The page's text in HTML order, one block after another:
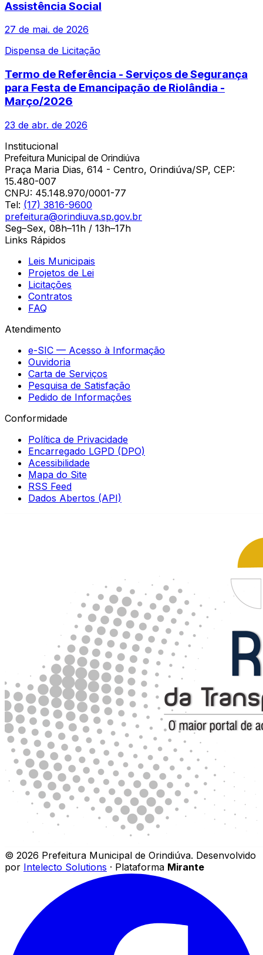
Assistência Social
27 de mai. de 2026
Dispensa de Licitação
Termo de Referência - Serviços de Segurança
para Festa de Emancipação de Riolândia -
Março/2026
23 de abr. de 2026
Institucional
Prefeitura Municipal de Orindiúva
Praça Maria Dias, 614 - Centro, Orindiúva/SP, CEP:
15.480-007
CNPJ: 45.148.970/0001-77
Tel: (17) 3816-9600
prefeitura@orindiuva.sp.gov.br
Seg–Sex, 08h–11h / 13h–17h
Links Rápidos
Leis Municipais
Projetos de Lei
Licitações
Contratos
FAQ
Atendimento
e-SIC — Acesso à Informação
Ouvidoria
Carta de Serviços
Pesquisa de Satisfação
Pedido de Informações
Conformidade
Política de Privacidade
Encarregado LGPD (DPO)
Acessibilidade
Mapa do Site
RSS Feed
Dados Abertos (API)
© 2026 Prefeitura Municipal de Orindiúva. Desenvolvido
por Intelecto Solutions · Plataforma Mirante